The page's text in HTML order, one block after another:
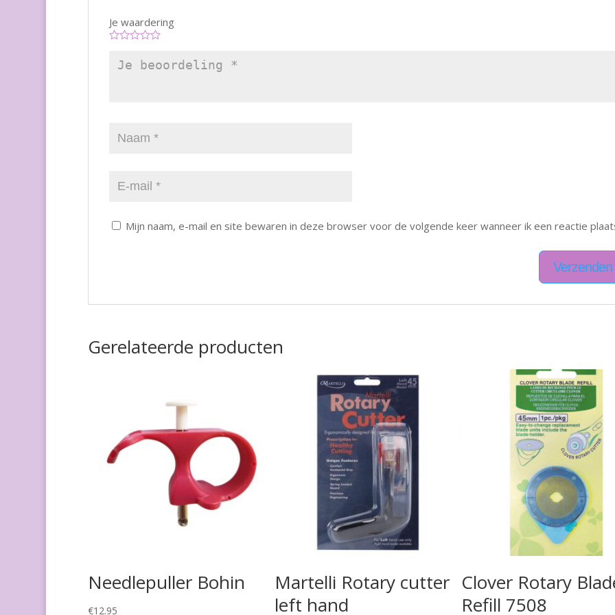
Je waardering
Mijn naam, e-mail en site bewaren in deze browser voor de volgende keer wanneer ik een reactie
Gerelateerde producten
Needlepuller Bohin
€12.95
Martelli Rotary cutter
left hand
Clover Rotary
Refill 7508